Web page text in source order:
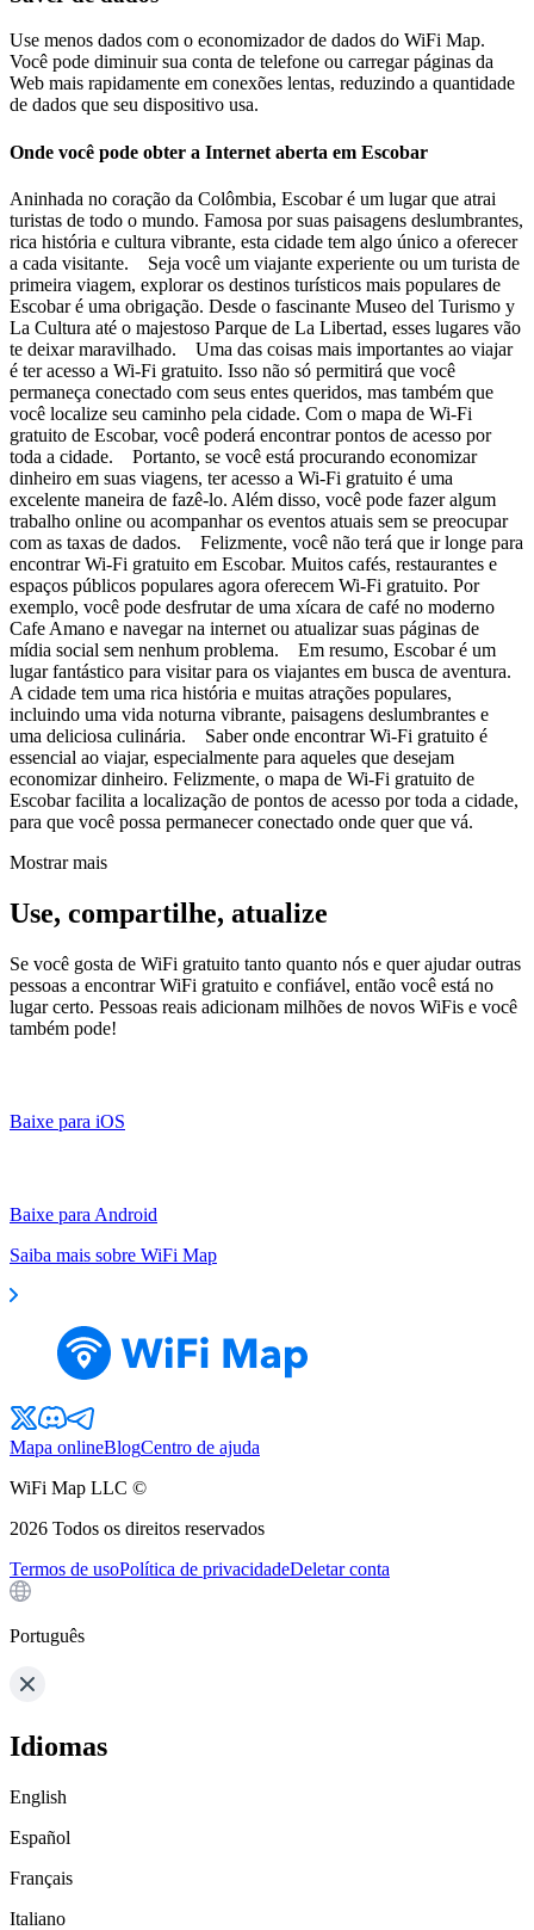
Use menos dados com o economizador de dados do WiFi Map.
Você pode diminuir sua conta de telefone ou carregar páginas da
Web mais rapidamente em conexões lentas, reduzindo a quantidade
de dados que seu dispositivo usa.
Onde você pode obter a Internet aberta em Escobar
Aninhada no coração da Colômbia, Escobar é um lugar que atrai
turistas de todo o mundo. Famosa por suas paisagens deslumbrantes,
rica história e cultura vibrante, esta cidade tem algo único a oferecer
a cada visitante. Seja você um viajante experiente ou um turista de
primeira viagem, explorar os destinos turísticos mais populares de
Escobar é uma obrigação. Desde o fascinante Museo del Turismo y
La Cultura até o majestoso Parque de La Libertad, esses lugares vão
te deixar maravilhado. Uma das coisas mais importantes ao viajar
é ter acesso a Wi-Fi gratuito. Isso não só permitirá que você
permaneça conectado com seus entes queridos, mas também que
você localize seu caminho pela cidade. Com o mapa de Wi-Fi
gratuito de Escobar, você poderá encontrar pontos de acesso por
toda a cidade. Portanto, se você está procurando economizar
dinheiro em suas viagens, ter acesso a Wi-Fi gratuito é uma
excelente maneira de fazê-lo. Além disso, você pode fazer algum
trabalho online ou acompanhar os eventos atuais sem se preocupar
com as taxas de dados. Felizmente, você não terá que ir longe para
encontrar Wi-Fi gratuito em Escobar. Muitos cafés, restaurantes e
espaços públicos populares agora oferecem Wi-Fi gratuito. Por
exemplo, você pode desfrutar de uma xícara de café no moderno
Cafe Amano e navegar na internet ou atualizar suas páginas de
mídia social sem nenhum problema. Em resumo, Escobar é um
lugar fantástico para visitar para os viajantes em busca de aventura.
A cidade tem uma rica história e muitas atrações populares,
incluindo uma vida noturna vibrante, paisagens deslumbrantes e
uma deliciosa culinária. Saber onde encontrar Wi-Fi gratuito é
essencial ao viajar, especialmente para aqueles que desejam
economizar dinheiro. Felizmente, o mapa de Wi-Fi gratuito de
Escobar facilita a localização de pontos de acesso por toda a cidade,
para que você possa permanecer conectado onde quer que vá.
Mostrar mais
Use, compartilhe, atualize
Se você gosta de WiFi gratuito tanto quanto nós e quer ajudar outras
pessoas a encontrar WiFi gratuito e confiável, então você está no
lugar certo. Pessoas reais adicionam milhões de novos WiFis e você
também pode!
Baixe para iOS
Baixe para Android
Saiba mais sobre WiFi Map
Mapa onlineBlogCentro de ajuda
WiFi Map LLC ©
2026 Todos os direitos reservados
Termos de usoPolítica de privacidadeDeletar conta
Português
Idiomas
English
Español
Français
Italiano